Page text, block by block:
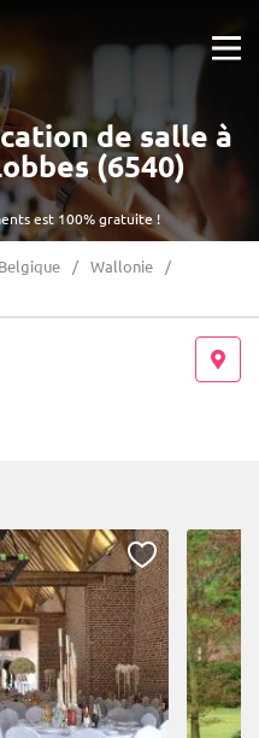
est 100% gratuite !
de salle à
(6540)
Belgique
Wallonie